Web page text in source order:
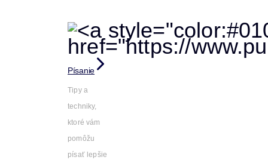
Písanie
Tipy a
techniky,
ktoré vám
pomôžu
písať lepšie